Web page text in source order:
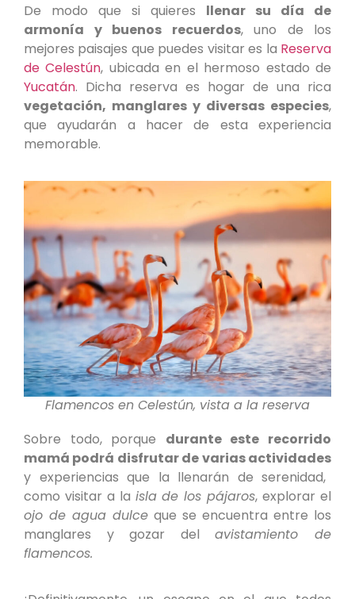
De modo que si quieres llenar su día de
armonía y buenos recuerdos, uno de los
mejores paisajes que puedes visitar es la Reserva
de Celestún, ubicada en el hermoso estado de
Yucatán. Dicha reserva es hogar de una rica
vegetación, manglares y diversas especies,
que ayudarán a hacer de esta experiencia
memorable.
Flamencos en Celestún, vista a la reserva
Sobre todo, porque durante este recorrido
mamá podrá disfrutar de varias actividades
y experiencias que la llenarán de serenidad,
como visitar a la isla de los pájaros, explorar el
ojo de agua dulce que se encuentra entre los
manglares y gozar delavistamiento de
flamencos.